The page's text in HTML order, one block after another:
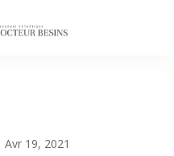
Avr 19, 2021